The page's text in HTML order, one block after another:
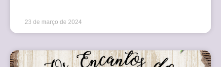
23 de março de 2024